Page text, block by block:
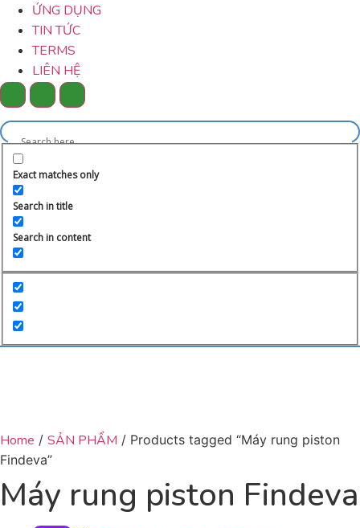
ỨNG DỤNG
TIN TỨC
TERMS
LIÊN HỆ
Exact matches only
Search in title
Search in content
Home / SẢN PHẨM / Products tagged “Máy rung piston
Findeva”
Máy rung piston Findeva